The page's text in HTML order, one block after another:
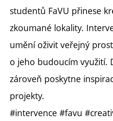
studentů FaVU přinese
zkoumané lokality.
umění oživit veřejný
o jeho budoucím využití.
zároveň poskytne
projekty.
#intervence #favu